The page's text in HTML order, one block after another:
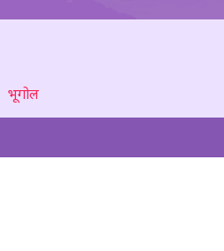
भूगोल